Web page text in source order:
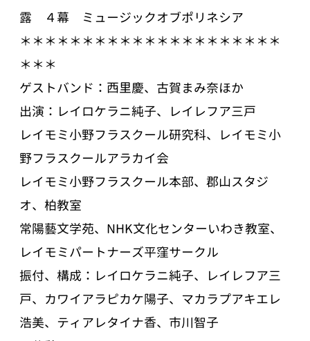
露 ４幕 ミュージックオブポリネシア
＊＊＊＊＊＊＊＊＊＊＊＊＊＊＊＊＊＊＊＊＊
＊＊＊
ゲストバンド：西里慶、古賀まみ奈ほか
出演：レイロケラニ純子、レイレフア三戸
レイモミ小野フラスクール研究科、レイモミ小
野フラスクールアラカイ会
レイモミ小野フラスクール本部、郡山スタジ
オ、柏教室
常陽藝文学苑、NHK文化センターいわき教室、
レイモミパートナーズ平窪サークル
振付、構成：レイロケラニ純子、レイレフア三
戸、カワイアラピカケ陽子、マカラプアキエレ
浩美、ティアレタイナ香、市川智子